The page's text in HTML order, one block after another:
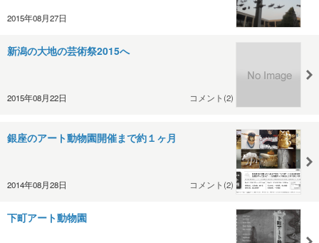
2015年08月27日
新潟の大地の芸術祭2015へ
2015年08月22日 コメント(2)
銀座のアート動物園開催まで約１ヶ月
2014年08月28日 コメント(2)
下町アート動物園